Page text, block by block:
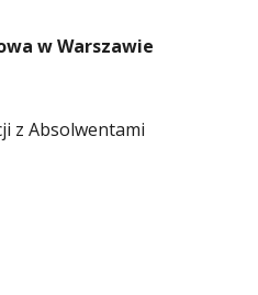
w Warszawie
z Absolwentami